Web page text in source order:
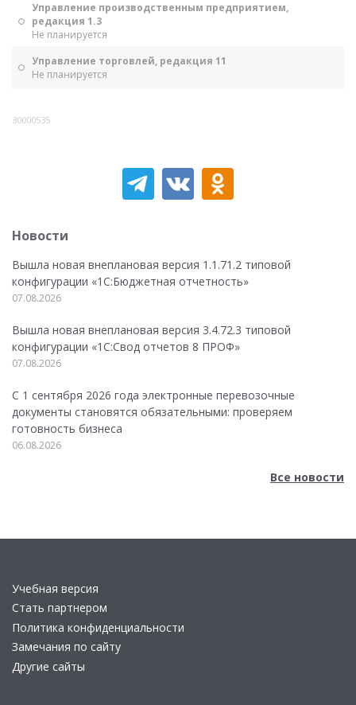
Управление производственным предприятием,
редакция 1.3
Не планируется
Управление торговлей, редакция 11
Не планируется
30000535
Новости
Вышла новая внеплановая версия 1.1.71.2 типовой
конфигурации «1C:Бюджетная отчетность»
07.08.2026
Вышла новая внеплановая версия 3.4.72.3 типовой
конфигурации «1C:Свод отчетов 8 ПРОФ»
07.08.2026
С 1 сентября 2026 года электронные перевозочные
документы становятся обязательными: проверяем
готовность бизнеса
06.08.2026
Все новости
Учебная версия
Стать партнером
Политика конфиденциальности
Замечания по сайту
Другие сайты